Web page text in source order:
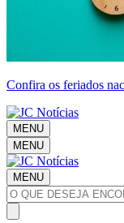
Confira os feriados
MENU
MENU
MENU